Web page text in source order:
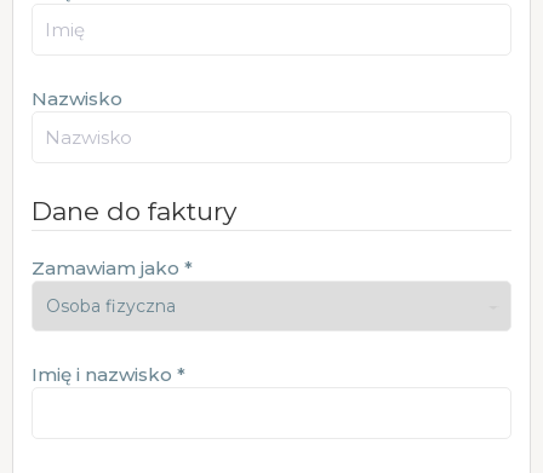
Nazwisko
Dane do faktury
Zamawiam jako *
Imię i nazwisko *